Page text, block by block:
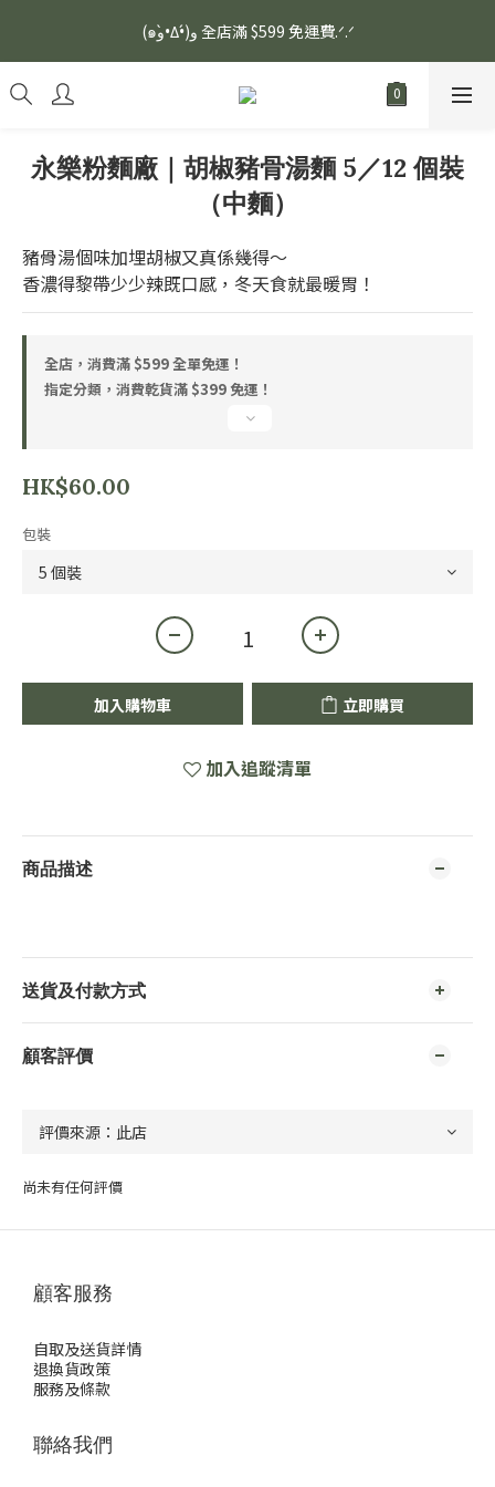
安眠熟睡、穩定血壓、瞓醒精神更集中🌿ASONE GABA TEA 如一
舒眠茶（15入）｜優質養生高山茶
(๑و•̀Δ•́)و 全店滿 $599 免運費.ᐟ.ᐟ
安眠熟睡、穩定血壓、瞓醒精神更集中🌿ASONE GABA TEA 如一
舒眠茶（15入）｜優質養生高山茶
永樂粉麵廠｜胡椒豬骨湯麵 5／12 個裝
（中麵）
豬骨湯個味加埋胡椒又真係幾得～
香濃得黎帶少少辣既口感，冬天食就最暖胃！
全店，消費滿 $599 全單免運！
指定分類，消費乾貨滿 $399 免運！
HK$60.00
包裝
加入購物車 立即購買
加入追蹤清單
商品描述
送貨及付款方式
顧客評價
尚未有任何評價
顧客服務
自取及送貨詳情
退換貨政策
服務及條款
聯絡我們